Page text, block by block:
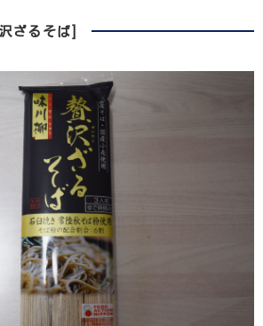
ざるそば]